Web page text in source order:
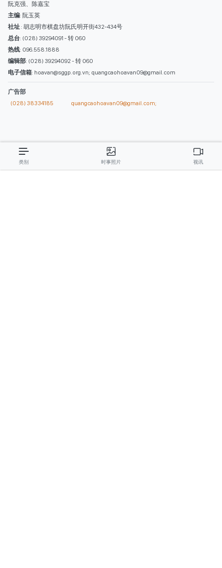
阮克强、陈嘉宝
主编: 阮玉英
社址 : 胡志明市棋盘坊阮氏明开街432-434号
总台: (028) 39294091 - 转 060
热线: 096.558.1888
编辑部: (028) 39294092 - 转 060
电子信箱: hoavan@sggp.org.vn; quangcaohoavan09@gmail.com
广告部
(028) 38334185
quangcaohoavan09@gmail.com;
类别 时事照片 视讯